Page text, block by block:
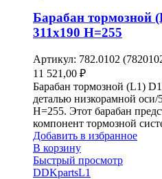
Барабан тормозной
311х190 H=255
Артикул: 782.0102
11 521,00 ₽
Барабан тормозной (L1)
деталью низкорамной оси/
H=255. Этот барабан
компонент тормозной
Добавить в избранное
В корзину
Быстрый просмотр
DDKpartsL1